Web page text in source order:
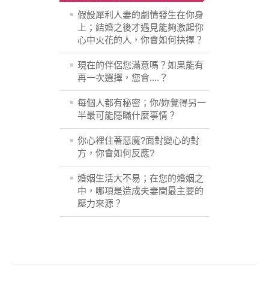
假設犀利人妻的劇情發生在你身
上；結婚之後才遇見能夠激起你
心中火花的人，你會如何抉擇？
現在的伴侶您滿意嗎？如果能有
再一次選擇，您會....？
每個人都有秘密；你/妳覺得另一
半最可能隱瞞什麼事情？
你心裡住著惡魔?面對變心的對
方，你會如何反應?
婚姻生活大不易；在您的婚姻之
中，哪項是造成夫妻間最主要的
壓力來源？